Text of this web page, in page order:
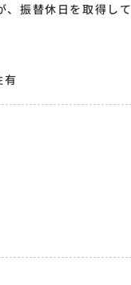
振替休日を取得し
有